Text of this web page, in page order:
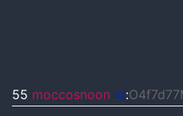
55 moccosnoon id: